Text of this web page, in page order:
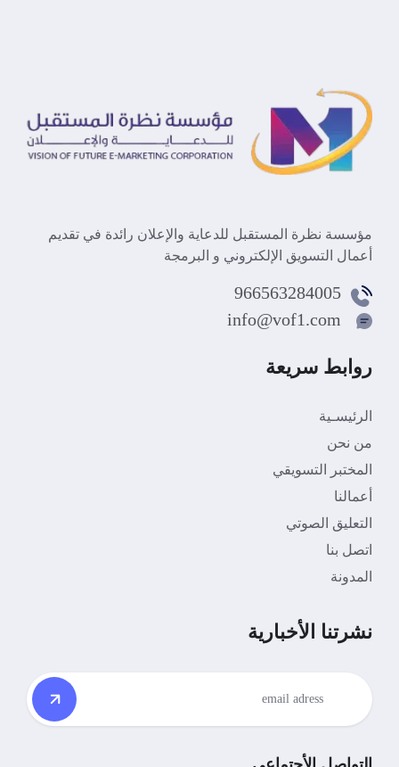
مؤسسة نظرة المستقبل للدعاية والإعلان رائدة في تقديم
أعمال التسويق الإلكتروني و البرمجة
966563284005
info@vof1.com
روابط سريعة
الرئيسـية
من نحن
المختبر التسويقي
أعمالنا
التعليق الصوتي
اتصل بنا
المدونة
نشرتنا الأخبارية